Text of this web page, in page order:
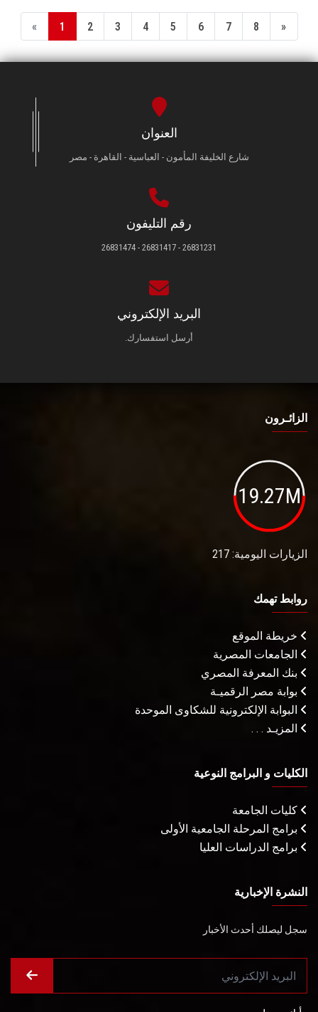
« 1 2 3 4 5 6 7 8 »
العنوان
شارع الخليفة المأمون - العباسية - القاهرة - مصر
رقم التليفون
26831231 - 26831417 - 26831474
البريد الإلكتروني
أرسل استفسارك.
الزائـرون
19.27M
الزيارات اليومية: 217
روابط تهمك
خريطة الموقع
الجامعات المصرية
بنك المعرفة المصري
بوابة مصر الرقميـة
البوابة الإلكترونية للشكاوى الموحدة
المزيـد . . .
الكليات و البرامج النوعية
كليات الجامعة
برامج المرحلة الجامعية الأولى
برامج الدراسات العليا
النشرة الإخبارية
سجل ليصلك أحدث الأخبار